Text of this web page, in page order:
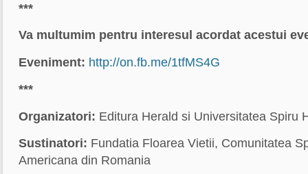
***
Va multumim pentru interesul acordat acestui
Eveniment: http://on.fb.me/1tfMS4G
***
Organizatori: Editura Herald si Universitatea Spiru
Sustinatori: Fundatia Floarea Vietii, Comunitatea
Americana din Romania